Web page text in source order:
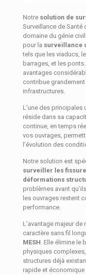
Notre solution de
Surveillance de Santé
domaine du génie
pour la surveillance
tels que les viaducs,
barrages, et les
avantages
contribue
infrastructures.
L’une des
réside dans sa
continue, en temps
vos ouvrages,
l’évolution des
Notre solution est
surveiller les
déformations
problèmes avant
les ouvrages restent
performance.
L’avantage majeur
caractère sans fil
MESH . Elle élimine
physiques
structures déjà
rapide et